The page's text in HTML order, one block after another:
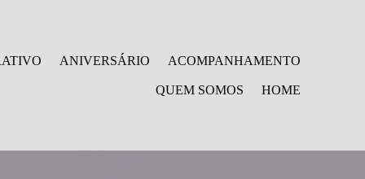
ANIVERSÁRIO ACOMPANHAMENTO
QUEM SOMOS HOME